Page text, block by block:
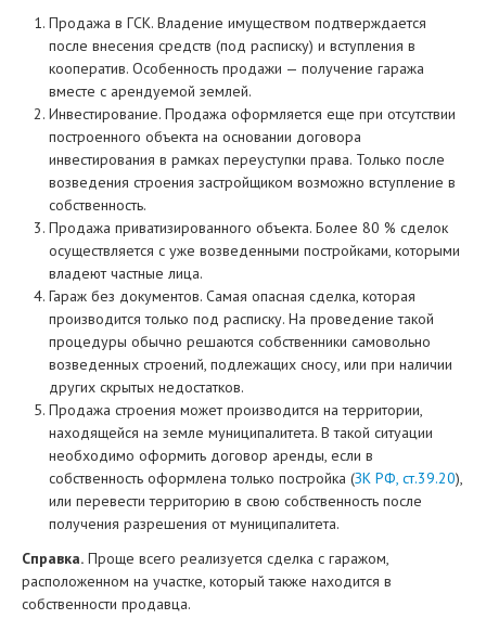
Продажа в ГСК. Владение имуществом подтверждается
после внесения средств (под расписку) и вступления в
кооператив. Особенность продажи — получение гаража
вместе с арендуемой землей.
Инвестирование. Продажа оформляется еще при отсутствии
построенного объекта на основании договора
инвестирования в рамках переуступки права. Только после
возведения строения застройщиком возможно вступление в
собственность.
Продажа приватизированного объекта. Более 80 % сделок
осуществляется с уже возведенными постройками, которыми
владеют частные лица.
Гараж без документов. Самая опасная сделка, которая
производится только под расписку. На проведение такой
процедуры обычно решаются собственники самовольно
возведенных строений, подлежащих сносу, или при наличии
других скрытых недостатков.
Продажа строения может производится на территории,
находящейся на земле муниципалитета. В такой ситуации
необходимо оформить договор аренды, если в
собственность оформлена только постройка (ЗК РФ, ст.39.20),
или перевести территорию в свою собственность после
получения разрешения от муниципалитета.
Справка. Проще всего реализуется сделка с гаражом,
расположенном на участке, который также находится в
собственности продавца.